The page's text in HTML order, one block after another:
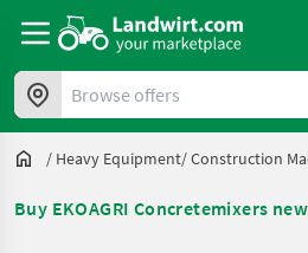
Browse offers
/ Heavy Equipment/ Construction
Buy EKOAGRI Concretemixers